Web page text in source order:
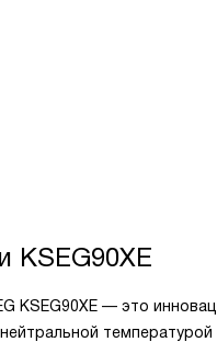
KSEG90XE
KSEG90XE — это